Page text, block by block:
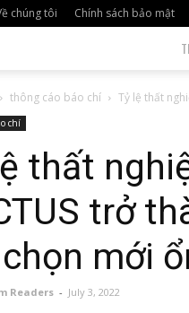
chúng tôi Chính sách bảo mật
thông cáo báo chí Tỷ lệ thất
chí
thất
trở
chọn mới
Readers - July 3, 2022